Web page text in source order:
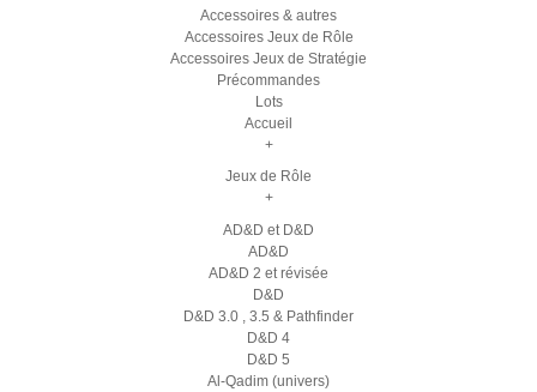
Accessoires & autres
Accessoires Jeux de Rôle
Accessoires Jeux de Stratégie
Précommandes
Lots
Accueil
+
Jeux de Rôle
+
AD&D et D&D
AD&D
AD&D 2 et révisée
D&D
D&D 3.0 , 3.5 & Pathfinder
D&D 4
D&D 5
Al-Qadim (univers)